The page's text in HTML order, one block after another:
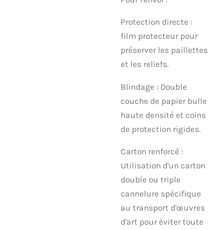
​Protection directe :
film protecteur pour
préserver les paillettes
et les reliefs.
​Blindage : Double
couche de papier bulle
haute densité et coins
de protection rigides.
​Carton renforcé :
Utilisation d'un carton
double ou triple
cannelure spécifique
au transport d'œuvres
d'art pour éviter toute